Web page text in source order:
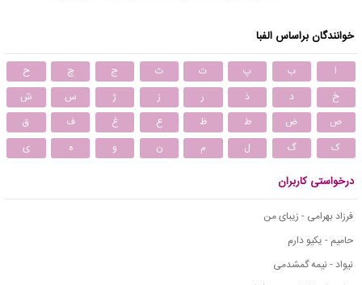
خوانندگان براساس الفبا
ا ب پ ت ث ج چ
ح
خ
د ذ ر ز ژ س
ش
ص
ض ط ظ ع غ ف
ق
ک
گ ل م ن و ه ی
درخواستی کاربران
فرزاد بهرامی - زیبای من
حامیم - یکیو دارم
نیواد - نیمه گمشدمی